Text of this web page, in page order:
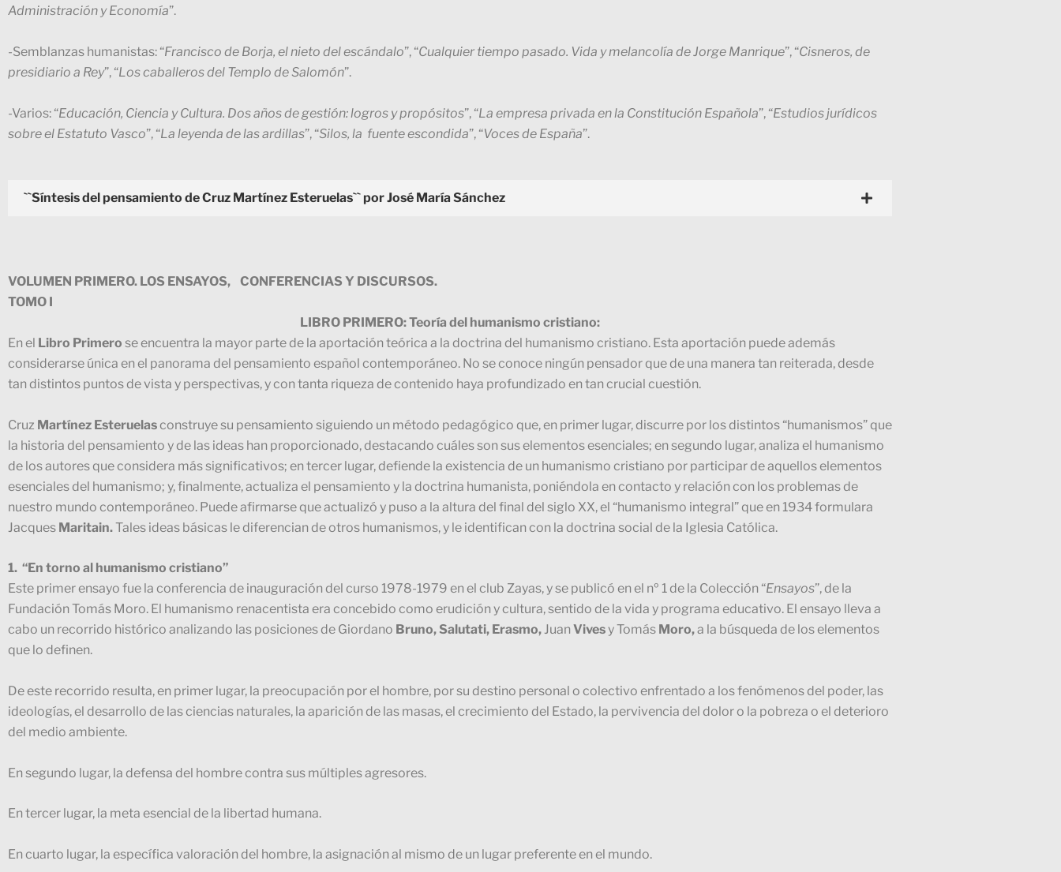
Administración y Economía”.
-Semblanzas humanistas: “Francisco de Borja, el nieto del escándalo”, “Cualquier tiempo pasado. Vida y melancolía de Jorge Manrique”, “Cisneros, de
presidiario a Rey”, “Los caballeros del Templo de Salomón”.
-Varios: “Educación, Ciencia y Cultura. Dos años de gestión: logros y propósitos”, “La empresa privada en la Constitución Española”, “Estudios jurídicos
sobre el Estatuto Vasco”, “La leyenda de las ardillas”, “Silos, la fuente escondida”, “Voces de España”.
``Síntesis del pensamiento de Cruz Martínez Esteruelas`` por José María Sánchez
VOLUMEN PRIMERO. LOS ENSAYOS, CONFERENCIAS Y DISCURSOS.
TOMO I
LIBRO PRIMERO: Teoría del humanismo cristiano:
En el Libro Primero se encuentra la mayor parte de la aportación teórica a la doctrina del humanismo cristiano. Esta aportación puede además
considerarse única en el panorama del pensamiento español contemporáneo. No se conoce ningún pensador que de una manera tan reiterada, desde
tan distintos puntos de vista y perspectivas, y con tanta riqueza de contenido haya profundizado en tan crucial cuestión.
Cruz Martínez Esteruelasconstruye su pensamiento siguiendo un método pedagógico que, en primer lugar, discurre por los distintos “humanismos” que
la historia del pensamiento y de las ideas han proporcionado, destacando cuáles son sus elementos esenciales; en segundo lugar, analiza el humanismo
de los autores que considera más significativos; en tercer lugar, defiende la existencia de un humanismo cristiano por participar de aquellos elementos
esenciales del humanismo; y, finalmente, actualiza el pensamiento y la doctrina humanista, poniéndola en contacto y relación con los problemas de
nuestro mundo contemporáneo. Puede afirmarse que actualizó y puso a la altura del final del siglo XX, el “humanismo integral” que en 1934 formulara
Jacques Maritain.Tales ideas básicas le diferencian de otros humanismos, y le identifican con la doctrina social de la Iglesia Católica.
1. “En torno al humanismo cristiano”
Este primer ensayo fue la conferencia de inauguración del curso 1978-1979 en el club Zayas, y se publicó en el nº 1 de la Colección “Ensayos”, de la
Fundación Tomás Moro. El humanismo renacentista era concebido como erudición y cultura, sentido de la vida y programa educativo. El ensayo lleva a
cabo un recorrido histórico analizando las posiciones de Giordano Bruno, Salutati, Erasmo,Juan Vivesy Tomás Moro,a la búsqueda de los elementos
que lo definen.
De este recorrido resulta, en primer lugar, la preocupación por el hombre, por su destino personal o colectivo enfrentado a los fenómenos del poder, las
ideologías, el desarrollo de las ciencias naturales, la aparición de las masas, el crecimiento del Estado, la pervivencia del dolor o la pobreza o el deterioro
del medio ambiente.
En segundo lugar, la defensa del hombre contra sus múltiples agresores.
En tercer lugar, la meta esencial de la libertad humana.
En cuarto lugar, la específica valoración del hombre, la asignación al mismo de un lugar preferente en el mundo.